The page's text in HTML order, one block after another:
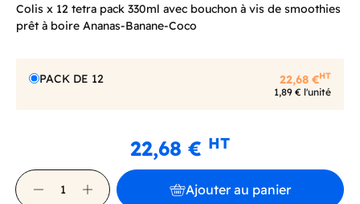
Colis x 12 tetra pack 330ml avec bouchon à vis de smoothies
prêt à boire Ananas-Banane-Coco
PACK DE 12 22,68 €HT
1,89 € l'unité
22,68 € HT
Ajouter au panier